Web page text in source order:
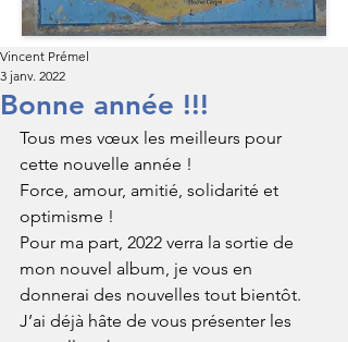
Bonne année !!!
Vincent Prémel
3 janv. 2022
Tous mes vœux les meilleurs pour
cette nouvelle année !
Force, amour, amitié, solidarité et
optimisme !
Pour ma part, 2022 verra la sortie de
mon nouvel album, je vous en
donnerai des nouvelles tout bientôt.
J’ai déjà hâte de vous présenter les